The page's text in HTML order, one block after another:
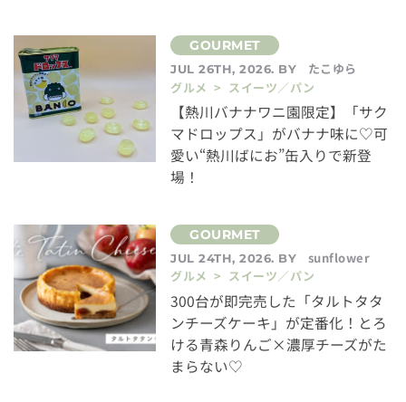
JUL 26TH, 2026. BY
たこゆら
グルメ > スイーツ／パン
【熱川バナナワニ園限定】「サク
マドロップス」がバナナ味に♡可
愛い“熱川ばにお”缶入りで新登
場！
JUL 24TH, 2026. BY
sunflower
グルメ > スイーツ／パン
300台が即完売した「タルトタタ
ンチーズケーキ」が定番化！とろ
ける青森りんご×濃厚チーズがた
まらない♡